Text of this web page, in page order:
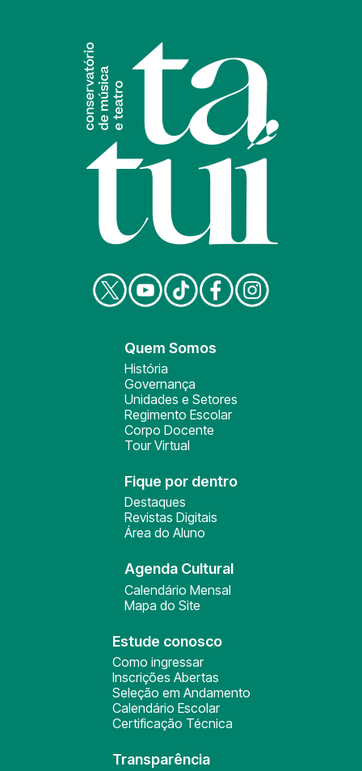
Quem Somos
História
Governança
Unidades e Setores
Regimento Escolar
Corpo Docente
Tour Virtual
Fique por dentro
Destaques
Revistas Digitais
Área do Aluno
Agenda Cultural
Calendário Mensal
Mapa do Site
Estude conosco
Como ingressar
Inscrições Abertas
Seleção em Andamento
Calendário Escolar
Certificação Técnica
Transparência